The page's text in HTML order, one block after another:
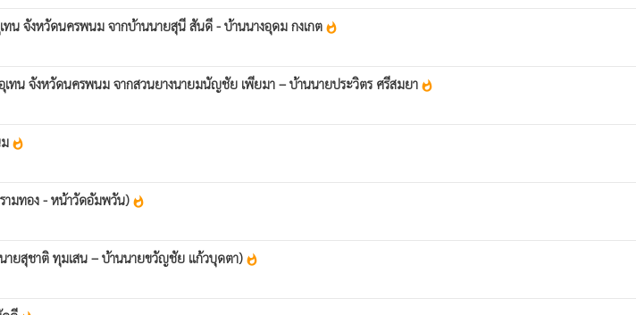
เทน จังหวัดนครพนม จากบ้านนายสุนี สันดี - บ้านนางอุดม กงเกต whatshot
เทน จังหวัดนครพนม จากสวนยางนายมนัญชัย เพียมา – บ้านนายประวิตร ศรีสมยา whatshot
whatshot
รามทอง - หน้าวัดอัมพวัน) whatshot
นายสุชาติ ทุมเสน – บ้านนายขวัญชัย แก้วบุดตา) whatshot